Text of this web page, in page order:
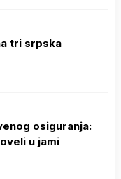
tri srpska
osiguranja:
u jami